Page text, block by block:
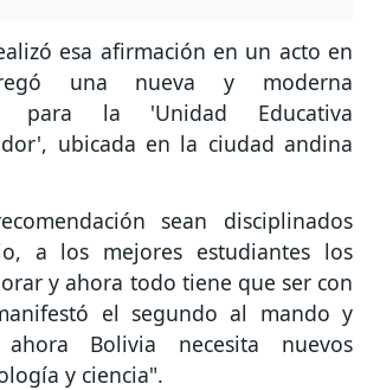
esa afirmación en un acto en
una nueva y moderna
para la 'Unidad Educativa
ubicada en la ciudad andina
sean disciplinados
a los mejores estudiantes los
y ahora todo tiene que ser con
el segundo al mando y
Bolivia necesita nuevos
y ciencia".